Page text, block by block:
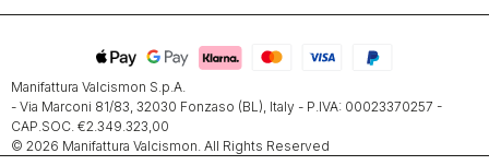
Manifattura Valcismon S.p.A.
- Via Marconi 81/83, 32030 Fonzaso (BL), Italy - P.IVA: 00023370257 -
CAP.SOC. €2.349.323,00
© 2026 Manifattura Valcismon. All Rights Reserved